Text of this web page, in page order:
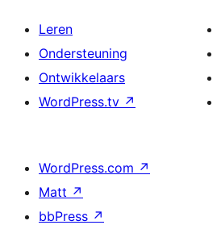
Leren
Ondersteuning
Ontwikkelaars
WordPress.tv ↗
WordPress.com ↗
Matt ↗
bbPress ↗